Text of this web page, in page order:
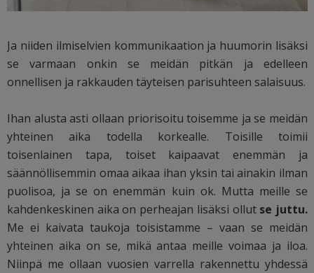
Ja niiden ilmiselvien kommunikaation ja huumorin lisäksi
se varmaan onkin se meidän pitkän ja edelleen
onnellisen ja rakkauden täyteisen parisuhteen salaisuus.
Ihan alusta asti ollaan priorisoitu toisemme ja se meidän
yhteinen aika todella korkealle. Toisille toimii
toisenlainen tapa, toiset kaipaavat enemmän ja
säännöllisemmin omaa aikaa ihan yksin tai ainakin ilman
puolisoa, ja se on enemmän kuin ok. Mutta meille se
kahdenkeskinen aika on perheajan lisäksi ollutse juttu.
Me ei kaivata taukoja toisistamme – vaan se meidän
yhteinen aika on se, mikä antaa meille voimaa ja iloa.
Niinpä me ollaan vuosien varrella rakennettu yhdessä